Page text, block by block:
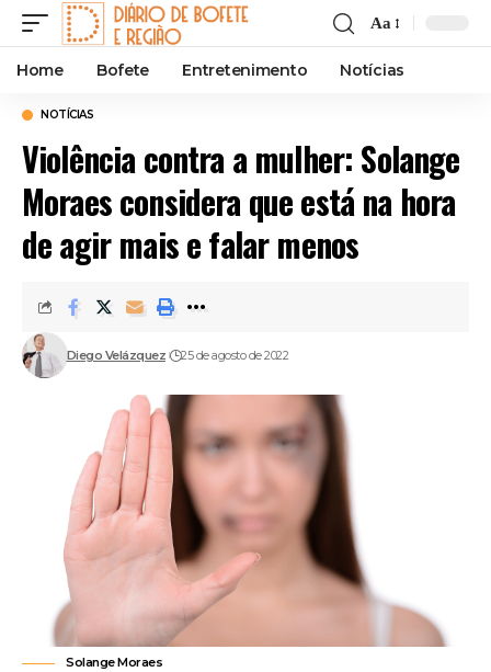
Font
Resizer
Aa
Home Bofete Entretenimento Notícias
NOTÍCIAS
Violência contra a mulher: Solange
Moraes considera que está na hora
de agir mais e falar menos
Diego Velázquez 25 de agosto de 2022
Solange Moraes